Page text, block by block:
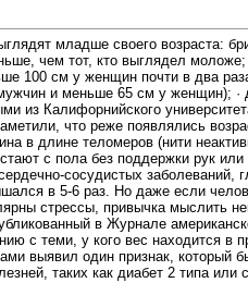
младше своего возраста:
чем тот, кто выглядел
100 см у женщин почти в два
и меньше 65 см у женщин); ·
из Калифорнийского
что реже появлялись
в длине теломеров (нити
с пола без поддержки рук или
сосудистых
в 5-6 раз. Но даже если
стрессы, привычка мыслить
в Журнале
с теми, у кого вес находится в
выявил один признак, который
таких как диабет 2 типа или